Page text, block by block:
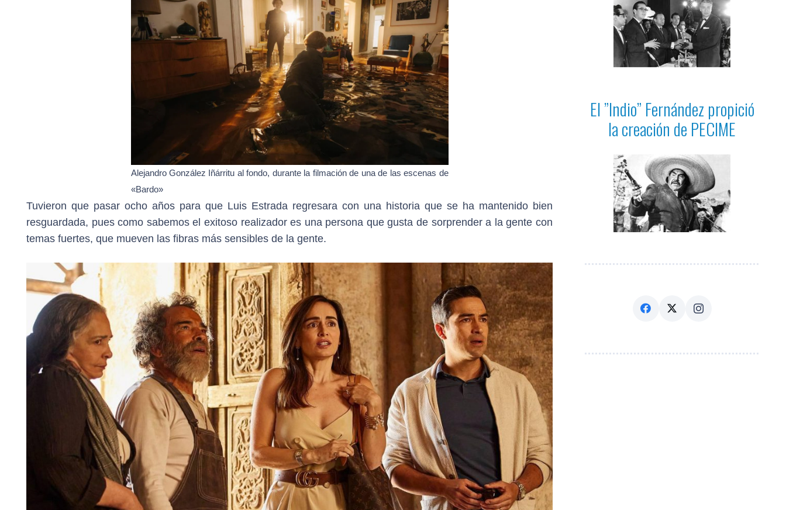
Alejandro González Iñárritu al fondo, durante la filmación de una de las escenas de
«Bardo»
Tuvieron que pasar ocho años para que Luis Estrada regresara con una historia que se ha mantenido bien
resguardada, pues como sabemos el exitoso realizador es una persona que gusta de sorprender a la gente con
temas fuertes, que mueven las fibras más sensibles de la gente.
El ”Indio” Fernández propició
la creación de PECIME